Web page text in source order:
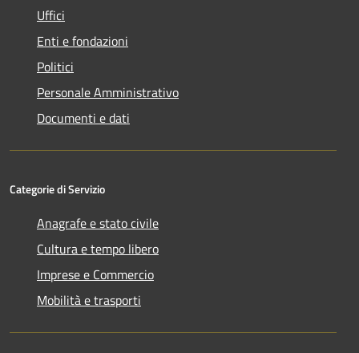
Uffici
Enti e fondazioni
Politici
Personale Amministrativo
Documenti e dati
Categorie di Servizio
Anagrafe e stato civile
Cultura e tempo libero
Imprese e Commercio
Mobilità e trasporti